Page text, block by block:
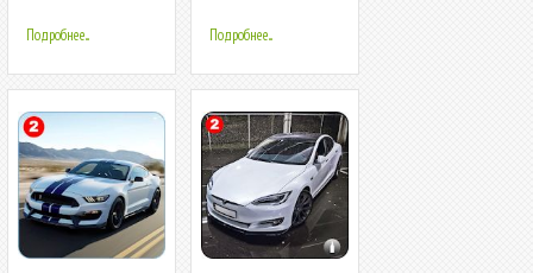
приборная доска
OBD2
Подробнее...
городской трюк
Drift
Подробнее...